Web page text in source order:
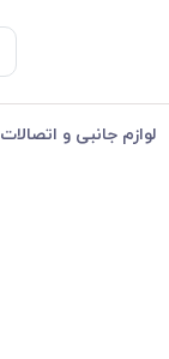
لوازم جانبی و اتصالات